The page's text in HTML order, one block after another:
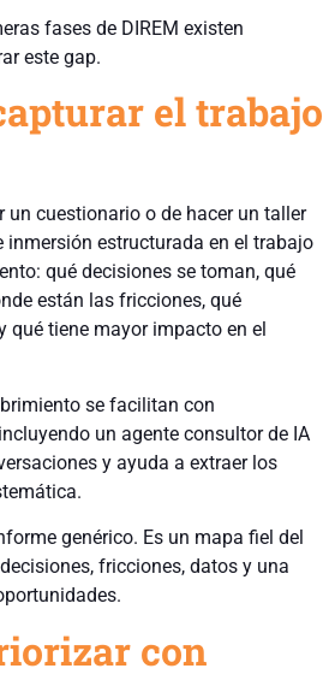
fases de DIREM existen
este gap.
el trabajo
un cuestionario o de hacer un taller
inmersión estructurada en el trabajo
qué decisiones se toman, qué
están las fricciones, qué
qué tiene mayor impacto en el
se facilitan con
un agente consultor de IA
y ayuda a extraer los
genérico. Es un mapa fiel del
fricciones, datos y una
con